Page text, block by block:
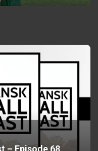
– Episode 68